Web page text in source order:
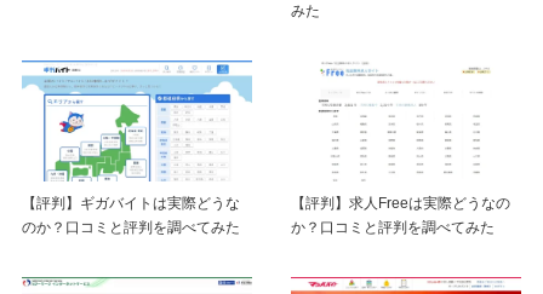
みた
【評判】ギガバイトは実際どうな
のか？口コミと評判を調べてみた
【評判】求人Freeは実際どうなの
か？口コミと評判を調べてみた